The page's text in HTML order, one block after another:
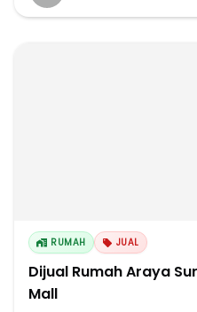
RUMAH JUAL
Dijual Rumah Araya
Mall